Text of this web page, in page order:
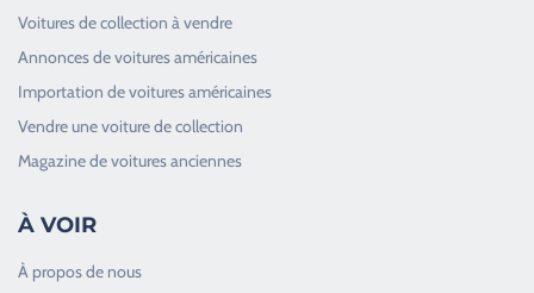
Voitures de collection à vendre
Annonces de voitures américaines
Importation de voitures américaines
Vendre une voiture de collection
Magazine de voitures anciennes
À VOIR
À propos de nous